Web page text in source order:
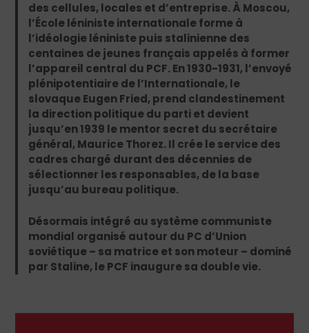
des cellules, locales et d’entreprise. À Moscou,
l’École léniniste internationale forme à
l’idéologie léniniste puis stalinienne des
centaines de jeunes français appelés à former
l’appareil central du PCF. En 1930-1931, l’envoyé
plénipotentiaire de l’Internationale, le
slovaque Eugen Fried, prend clandestinement
la direction politique du parti et devient
jusqu’en 1939 le mentor secret du secrétaire
général, Maurice Thorez. Il crée le service des
cadres chargé durant des décennies de
sélectionner les responsables, de la base
jusqu’au bureau politique.
Désormais intégré au système communiste
mondial organisé autour du PC d’Union
soviétique – sa matrice et son moteur – dominé
par Staline, le PCF inaugure sa double vie.